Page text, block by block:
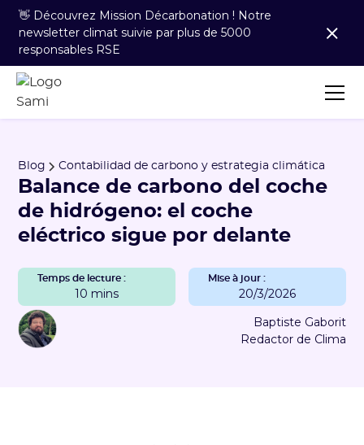
👋 Découvrez Mission Décarbonation ! Notre
newsletter climat suivie par plus de 5000
responsables RSE
Blog Contabilidad de carbono y estrategia climática
Balance de carbono del coche
de hidrógeno: el coche
eléctrico sigue por delante
Temps de lecture :
10 mins
Mise à jour :
20/3/2026
Baptiste Gaborit
Redactor de Clima